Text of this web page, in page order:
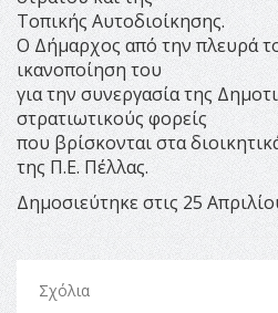
Τοπικής Αυτοδιοίκησης.
Ο Δήμαρχος από την πλευρά
ικανοποίηση του
για την συνεργασία της
στρατιωτικούς φορείς
που βρίσκονται στα
της Π.Ε. Πέλλας.
Δημοσιεύτηκε στις 25
Σχόλια